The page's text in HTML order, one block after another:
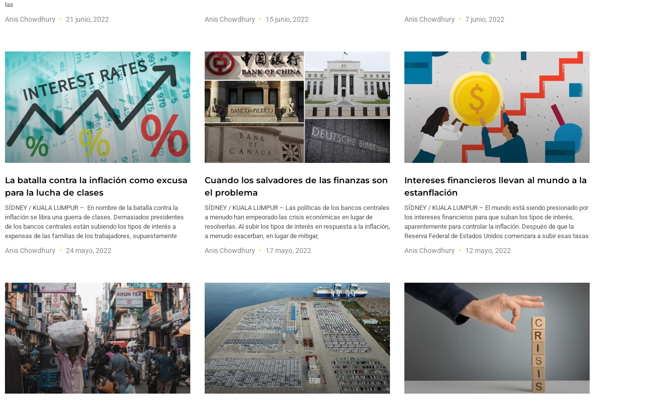
las
Anis Chowdhury 21 junio, 2022 Anis Chowdhury 15 junio, 2022 Anis Chowdhury 7 junio, 2022
La batalla contra la inflación como excusa
para la lucha de clases
SÍDNEY / KUALA LUMPUR – En nombre de la batalla contra la
inflación se libra una guerra de clases. Demasiados presidentes
de los bancos centrales están subiendo los tipos de interés a
expensas de las familias de los trabajadores, supuestamente
Anis Chowdhury 24 mayo, 2022
Cuando los salvadores de las finanzas son
el problema
SÍDNEY / KUALA LUMPUR – Las políticas de los bancos centrales
a menudo han empeorado las crisis económicas en lugar de
resolverlas. Al subir los tipos de interés en respuesta a la inflación,
a menudo exacerban, en lugar de mitigar,
Anis Chowdhury 17 mayo, 2022
Intereses financieros llevan al mundo a la
estanflación
SÍDNEY / KUALA LUMPUR – El mundo está siendo presionado por
los intereses financieros para que suban los tipos de interés,
aparentemente para controlar la inflación. Después de que la
Reserva Federal de Estados Unidos comenzara a subir esas tasas
Anis Chowdhury 12 mayo, 2022